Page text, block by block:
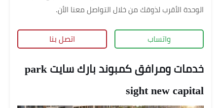
الوحدة الأقرب لذوقك من خلال التواصل معنا الأن.
واتساب اتصل بنا
خدمات ومرافق كمبوند بارك سايت park
sight new capital